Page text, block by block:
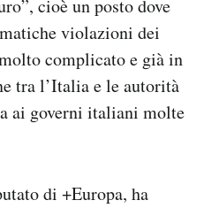
cioè un posto dove
violazioni dei
complicato e già in
tra l’Italia e le autorità
ai governi italiani molte
di +Europa, ha